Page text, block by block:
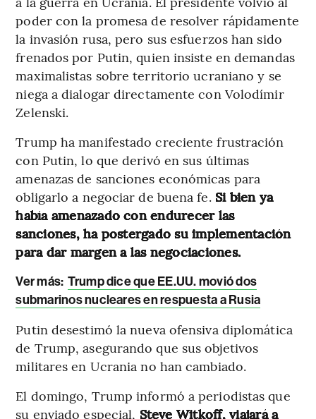
poder con la promesa de resolver rápidamente
la invasión rusa, pero sus esfuerzos han sido
frenados por Putin, quien insiste en demandas
maximalistas sobre territorio ucraniano y se
niega a dialogar directamente con Volodímir
Zelenski.
Trump ha manifestado creciente frustración
con Putin, lo que derivó en sus últimas
amenazas de sanciones económicas para
obligarlo a negociar de buena fe. Si bien ya
había amenazado con endurecer las
sanciones, ha postergado su implementación
para dar margen a las negociaciones.
Ver más: Trump dice que EE.UU. movió dos
submarinos nucleares en respuesta a Rusia
Putin desestimó la nueva ofensiva diplomática
de Trump, asegurando que sus objetivos
militares en Ucrania no han cambiado.
El domingo, Trump informó a periodistas que
su enviado especial, Steve Witkoff, viajará a